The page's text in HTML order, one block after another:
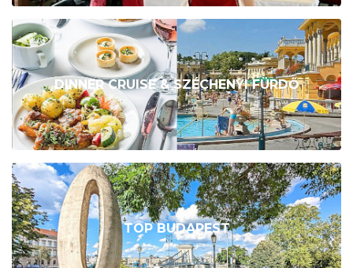
DINNER CRUISE & SZÉCHENYI FÜRDŐ
TOP BUDAPEST